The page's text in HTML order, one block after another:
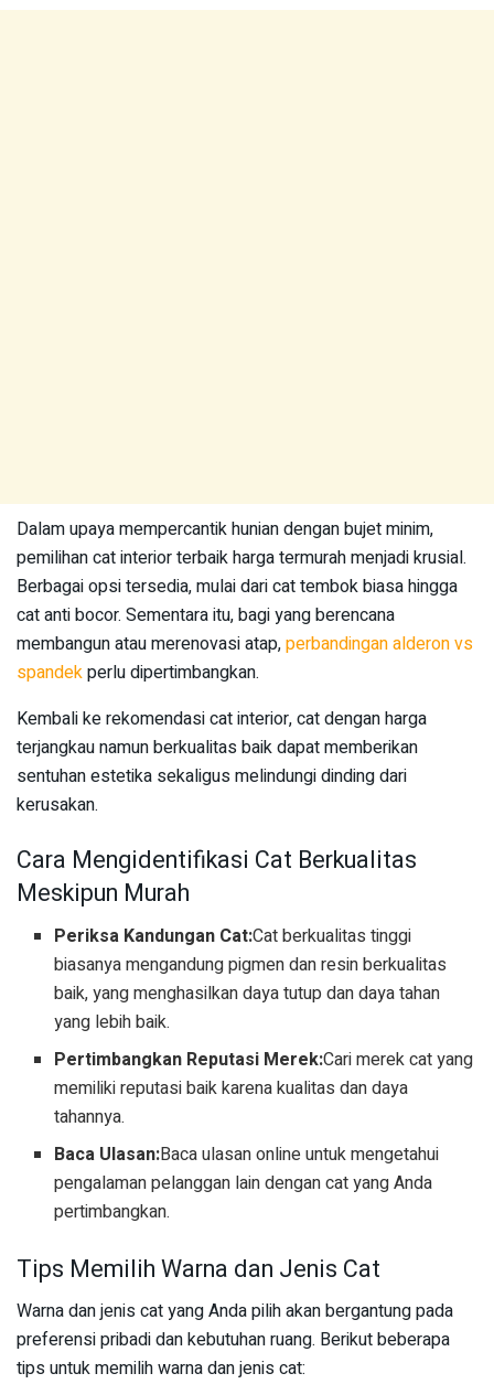
Dalam upaya mempercantik hunian dengan bujet minim,
pemilihan cat interior terbaik harga termurah menjadi krusial.
Berbagai opsi tersedia, mulai dari cat tembok biasa hingga
cat anti bocor. Sementara itu, bagi yang berencana
membangun atau merenovasi atap,perbandingan alderon vs
spandekperlu dipertimbangkan.
Kembali ke rekomendasi cat interior, cat dengan harga
terjangkau namun berkualitas baik dapat memberikan
sentuhan estetika sekaligus melindungi dinding dari
kerusakan.
Cara Mengidentifikasi Cat Berkualitas
Meskipun Murah
Periksa Kandungan Cat:Cat berkualitas tinggi
biasanya mengandung pigmen dan resin berkualitas
baik, yang menghasilkan daya tutup dan daya tahan
yang lebih baik.
Pertimbangkan Reputasi Merek:Cari merek cat yang
memiliki reputasi baik karena kualitas dan daya
tahannya.
Baca Ulasan:Baca ulasan online untuk mengetahui
pengalaman pelanggan lain dengan cat yang Anda
pertimbangkan.
Tips Memilih Warna dan Jenis Cat
Warna dan jenis cat yang Anda pilih akan bergantung pada
preferensi pribadi dan kebutuhan ruang. Berikut beberapa
tips untuk memilih warna dan jenis cat: